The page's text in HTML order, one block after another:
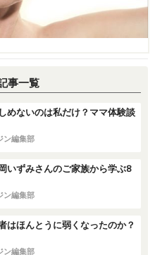
事一覧
めないのは私だけ？ママ体験談
ン編集部
いずみさんのご家族から学ぶ8
ン編集部
はほんとうに弱くなったのか？
ン編集部